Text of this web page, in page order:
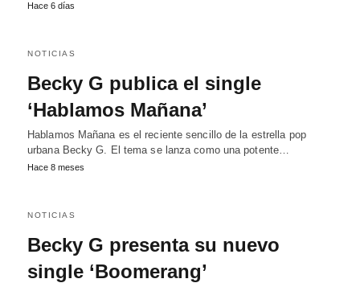
Hace 6 días
NOTICIAS
Becky G publica el single
‘Hablamos Mañana’
Hablamos Mañana es el reciente sencillo de la estrella pop
urbana Becky G. El tema se lanza como una potente…
Hace 8 meses
NOTICIAS
Becky G presenta su nuevo
single ‘Boomerang’